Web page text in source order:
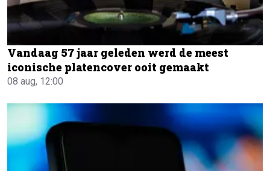
Vandaag 57 jaar geleden werd de meest
iconische platencover ooit gemaakt
08 aug, 12:00